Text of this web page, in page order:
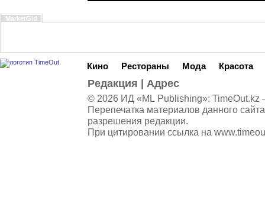
MarketGid
Кино Рестораны Мода Красота
Редакция | Адрес
© 2026 ИД «ML Publishing»: TimeOut.kz
Перепечатка материалов данного
разрешения редакции.
При цитировании ссылка на